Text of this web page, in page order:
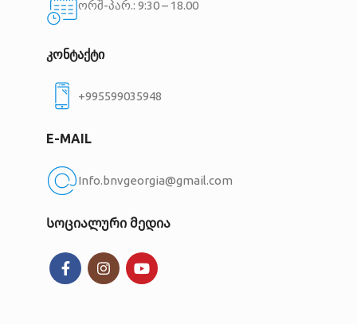
ორშ-პარ.: 9:30 – 18.00
კონტაქტი
+995599035948
E-MAIL
Info.bnvgeorgia@gmail.com
Სოციალური მედია